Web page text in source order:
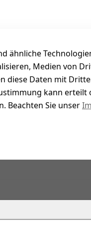
Bewertung für
ähnliche
Medien von
diese Daten mit
kann
Beachten Sie unser